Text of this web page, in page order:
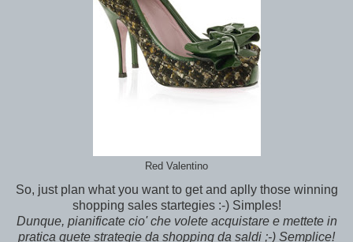
Red Valentino
So, just plan what you want to get and aplly those winning
shopping sales startegies :-) Simples!
Dunque, pianificate cio' che volete acquistare e mettete in
pratica quete strategie da shopping da saldi ;-) Semplice!